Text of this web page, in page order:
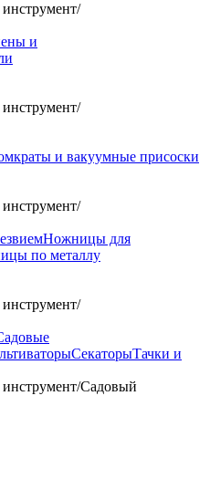
/
и
/
и вакуумные присоски
/
Ножницы для
по металлу
/
СекаторыТачки и
/Садовый